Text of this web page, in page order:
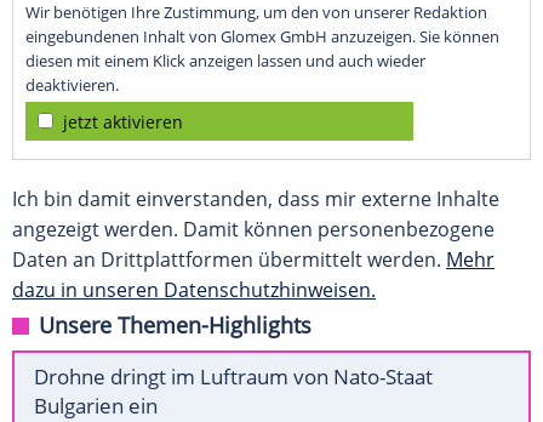
Wir benötigen Ihre Zustimmung, um den von unserer Redaktion
eingebundenen Inhalt von Glomex GmbH anzuzeigen. Sie können
diesen mit einem Klick anzeigen lassen und auch wieder
deaktivieren.
jetzt aktivieren
Ich bin damit einverstanden, dass mir externe Inhalte
angezeigt werden. Damit können personenbezogene
Daten an Drittplattformen übermittelt werden. Mehr
dazu in unseren Datenschutzhinweisen.
Unsere Themen-Highlights
Drohne dringt im Luftraum von Nato-Staat
Bulgarien ein